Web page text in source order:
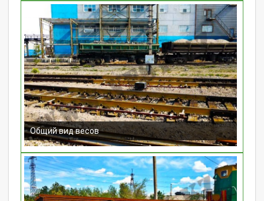
Общий вид весов